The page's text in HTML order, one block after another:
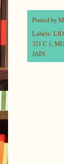
Posted by
Labels:
321 C 1,
JAIN